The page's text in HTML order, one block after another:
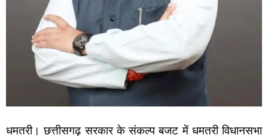
धमतरी। छत्तीसगढ़ सरकार के संकल्प बजट में धमतरी विधानसभा